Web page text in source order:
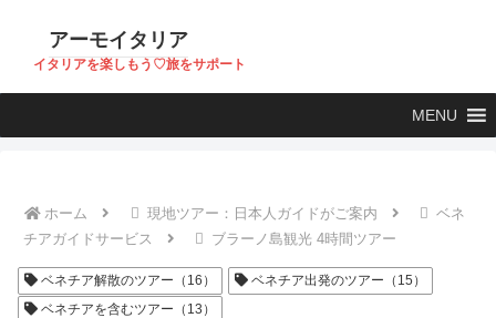
アーモイタリア
イタリアを楽しもう♡旅をサポート
MENU
ホーム 現地ツアー：日本人ガイドがご案内
ベネ
チアガイドサービス
ブラーノ島観光 4時間ツアー
ベネチア解散のツアー（16）
ベネチア出発のツアー（15）
ベネチアを含むツアー（13）